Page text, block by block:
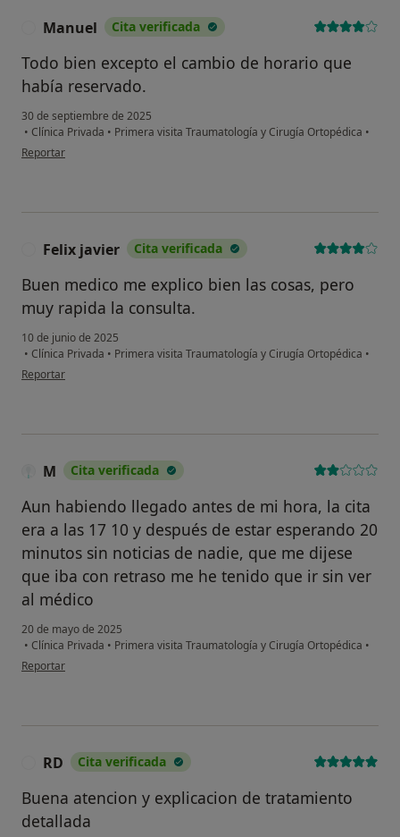
Manuel Cita verificada
Todo bien excepto el cambio de horario que
había reservado.
30 de septiembre de 2025
• Clínica Privada • Primera visita Traumatología y Cirugía Ortopédica •
en opinión del usuario Manuel
Reportar
Felix javier Cita verificada
Buen medico me explico bien las cosas, pero
muy rapida la consulta.
10 de junio de 2025
• Clínica Privada • Primera visita Traumatología y Cirugía Ortopédica •
en opinión del usuario Felix javier
Reportar
M Cita verificada
Aun habiendo llegado antes de mi hora, la cita
era a las 17 10 y después de estar esperando 20
minutos sin noticias de nadie, que me dijese
que iba con retraso me he tenido que ir sin ver
al médico
20 de mayo de 2025
• Clínica Privada • Primera visita Traumatología y Cirugía Ortopédica •
en opinión del usuario M
Reportar
RD Cita verificada
Buena atencion y explicacion de tratamiento
detallada